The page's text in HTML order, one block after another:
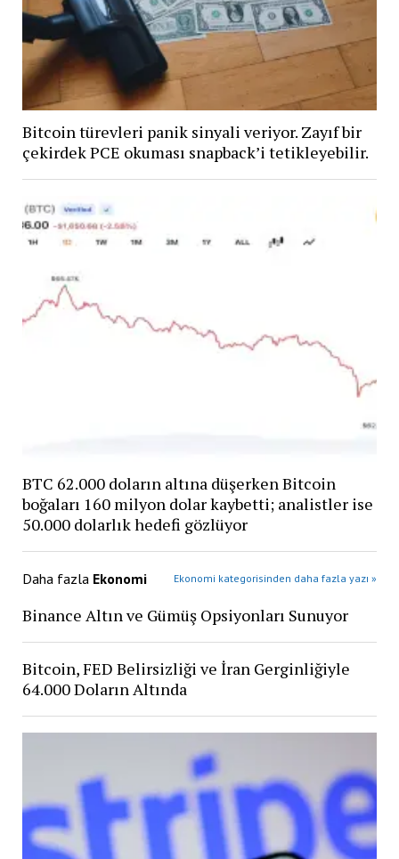
Bitcoin türevleri panik sinyali veriyor. Zayıf bir
çekirdek PCE okuması snapback’i tetikleyebilir.
BTC 62.000 doların altına düşerken Bitcoin
boğaları 160 milyon dolar kaybetti; analistler ise
50.000 dolarlık hedefi gözlüyor
Daha fazla Ekonomi Ekonomi kategorisinden daha fazla yazı »
Binance Altın ve Gümüş Opsiyonları Sunuyor
Bitcoin, FED Belirsizliği ve İran Gerginliğiyle
64.000 Doların Altında